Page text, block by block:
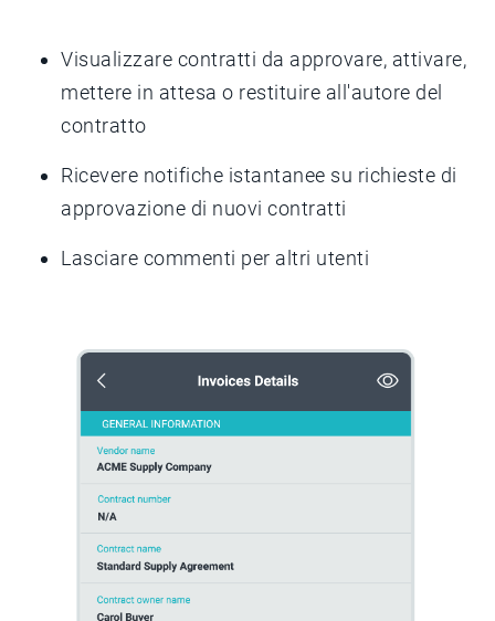
Visualizzare contratti da approvare, attivare,
mettere in attesa o restituire all'autore del
contratto
Ricevere notifiche istantanee su richieste di
approvazione di nuovi contratti
Lasciare commenti per altri utenti